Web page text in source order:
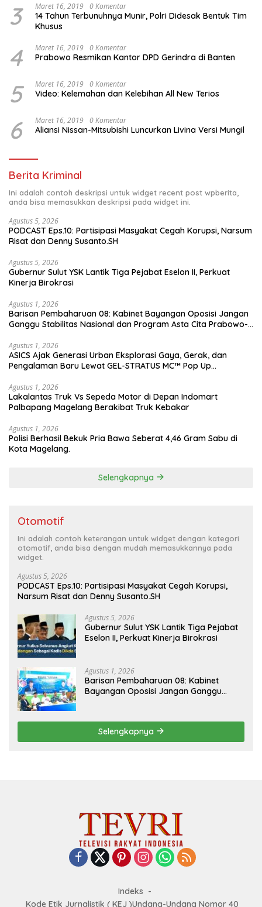
3 Maret 16, 2019 0 Komentar
14 Tahun Terbunuhnya Munir, Polri Didesak Bentuk Tim
Khusus
4 Maret 16, 2019 0 Komentar
Prabowo Resmikan Kantor DPD Gerindra di Banten
5 Maret 16, 2019 0 Komentar
Video: Kelemahan dan Kelebihan All New Terios
6 Maret 16, 2019 0 Komentar
Aliansi Nissan-Mitsubishi Luncurkan Livina Versi Mungil
Berita Kriminal
Ini adalah contoh deskripsi untuk widget recent post wpberita,
anda bisa memasukkan deskripsi pada widget ini.
Agustus 5, 2026
PODCAST Eps.10: Partisipasi Masyakat Cegah Korupsi, Narsum
Risat dan Denny Susanto.SH
Agustus 5, 2026
Gubernur Sulut YSK Lantik Tiga Pejabat Eselon II, Perkuat
Kinerja Birokrasi
Agustus 1, 2026
Barisan Pembaharuan 08: Kabinet Bayangan Oposisi Jangan
Ganggu Stabilitas Nasional dan Program Asta Cita Prabowo-
Agustus 1, 2026
ASICS Ajak Generasi Urban Eksplorasi Gaya, Gerak, dan
Pengalaman Baru Lewat GEL-STRATUS MC™ Pop Up
Agustus 1, 2026
Lakalantas Truk Vs Sepeda Motor di Depan Indomart
Palbapang Magelang Berakibat Truk Kebakar
Agustus 1, 2026
Polisi Berhasil Bekuk Pria Bawa Seberat 4,46 Gram Sabu di
Kota Magelang.
Selengkapnya
Otomotif
Ini adalah contoh keterangan untuk widget dengan kategori
otomotif, anda bisa dengan mudah memasukkannya pada
widget.
Agustus 5, 2026
PODCAST Eps.10: Partisipasi Masyakat Cegah Korupsi,
Narsum Risat dan Denny Susanto.SH
Agustus 5, 2026
Gubernur Sulut YSK Lantik Tiga Pejabat
Eselon II, Perkuat Kinerja Birokrasi
Agustus 1, 2026
Barisan Pembaharuan 08: Kabinet
Bayangan Oposisi Jangan Ganggu
Selengkapnya
Indeks
Kode Etik Jurnalistik ( KEJ )Undang-Undang Nomor 40